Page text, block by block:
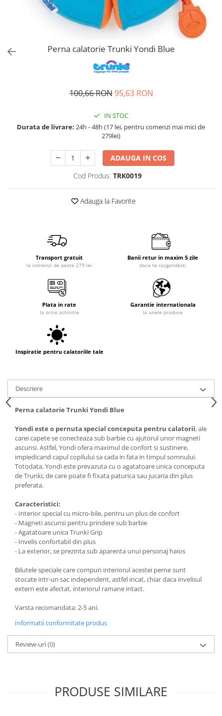
Borsete
Perna calatorie Trunki Yondi Blue
100,66 RON 95,63 RON
IN STOC
Durata de livrare: 24h - 48h (17 lei, pentru comenzi mai mici de
279lei)
ADAUGA IN COS
Cod Produs: TRK0019
Adauga la Favorite
Transport gratuit
la comenzi de peste 279 lei
Banii retur in maxim 5 zile
daca te razgandesti
Plata in rate
la orice achizitie
Garantie internationala
la unele produse
Inspiratie pentru calatoriile tale
Descriere
Perna calatorie Trunki Yondi Blue
Yondi este o pernuta special conceputa pentru calatorii, ale
carei capete se conecteaza sub barbie cu ajutorul unor magneti
ascunsi. Astfel, Yondi ofera maximul de confort si sustinere,
impiedicand capul copilului sa cada in fata in timpul somnului.
Totodata, Yondi este prevazuta cu o agatatoare unica conceputa
de Trunki, de care poate fi fixata paturica sau jucaria din plus
preferata.
Caracteristici:
- Interior special cu micro-bile, pentru un plus de confort
- Magneti ascunsi pentru prindere sub barbie
- Agatatoare unica Trunki Grip
- Invelis confortabil din plus
- La exterior, se prezinta sub aparenta unui personaj haios
Bilutele speciale care compun interiorul acestei perne sunt
stocate intr-un sac independent, astfel incat, chiar daca invelisul
extern este afectat, interiorul ramane intact.
Varsta recomandata: 2-5 ani.
Informatii conformitate produs
Review-uri(0)
PRODUSE SIMILARE